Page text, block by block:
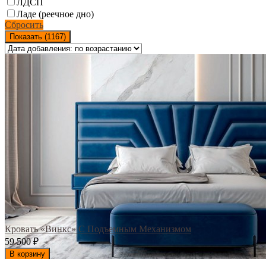
Ладе (реечное дно)
Сбросить
Показать (1167)
Кровать «Винкс» С Подъемным Механизмом
59 500₽
В корзину